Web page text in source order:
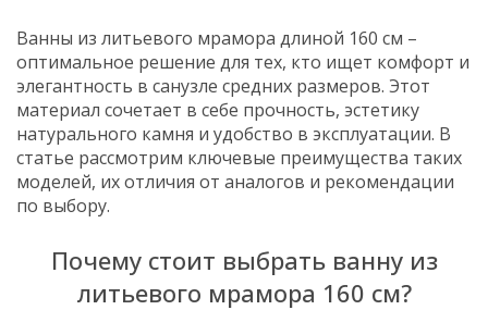
Ванны из литьевого мрамора длиной 160 см –
оптимальное решение для тех, кто ищет комфорт и
элегантность в санузле средних размеров. Этот
материал сочетает в себе прочность, эстетику
натурального камня и удобство в эксплуатации. В
статье рассмотрим ключевые преимущества таких
моделей, их отличия от аналогов и рекомендации
по выбору.
Почему стоит выбрать ванну из
литьевого мрамора 160 см?